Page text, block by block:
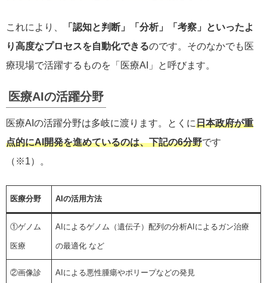
これにより、
「認知と判断」「分析」「考察」といったよ
り高度なプロセスを自動化できるのです。そのなかでも医
療現場で活躍するものを「医療AI」と呼びます。
医療AIの活躍分野
医療AIの活躍分野は多岐に渡ります。とくに日本政府が重
点的にAI開発を進めているのは、下記の6分野です
（※1）。
医療分野 AIの活用方法
①ゲノム
医療
AIによるゲノム（遺伝子）配列の分析AIによるガン治療
の最適化 など
②画像診 AIによる悪性腫瘍やポリープなどの発見